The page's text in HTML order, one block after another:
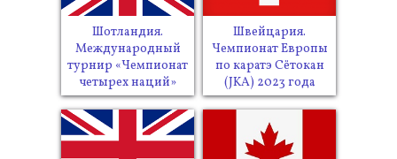
Шотландия.
Международный
турнир «Чемпионат
четырех наций»
Швейцария.
Чемпионат Европы
по каратэ Сётокан
(JKA) 2023 года